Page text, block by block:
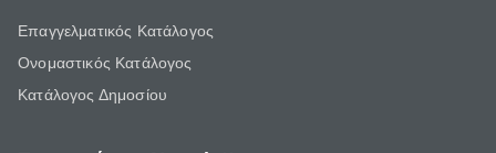
Επαγγελματικός Κατάλογος
Ονομαστικός Κατάλογος
Κατάλογος Δημοσίου